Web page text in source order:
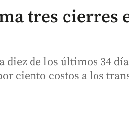
tres cierres
diez de los últimos 34
ciento costos a los